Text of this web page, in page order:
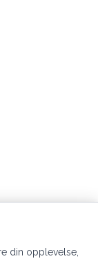
din opplevelse,